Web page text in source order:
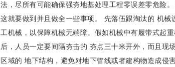
法，尽所有可能确保强夯地基处理工程零误差零危险
这就要做到并且做全一些事项。 先落伍跟淘汰的 机
工机械，以保障机械无端障。假如机械中有履带式起
后，人员一定要间隔夯击的 夯点三十米开外，而且现
区域的 地下结构，避免对地下管线或者建构物造成侵